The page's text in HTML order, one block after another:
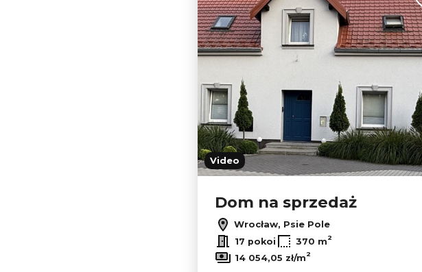
Video
Dom na sprzedaż
Wrocław, Psie Pole
17 pokoi 370 m2
14 054,05 zł/m2